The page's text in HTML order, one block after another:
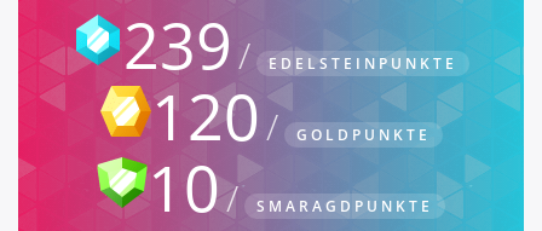
239 EDELSTEINPUNKTE
120 GOLDPUNKTE
10 SMARAGDPUNKTE